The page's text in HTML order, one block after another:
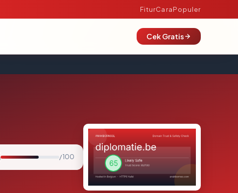
FiturCaraPopuler
Cek Gratis
/ 100